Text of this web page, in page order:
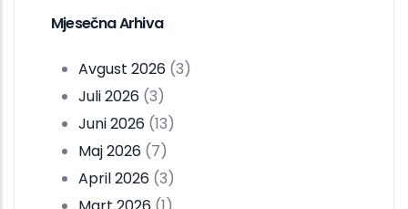
Mjesečna Arhiva
Avgust 2026 (3)
Juli 2026 (3)
Juni 2026 (13)
Maj 2026 (7)
April 2026 (3)